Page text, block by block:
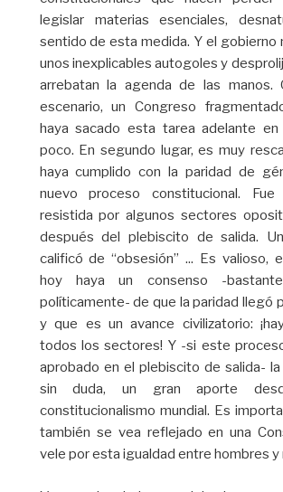
legislar materias esenciales,
sentido de esta medida. Y el gobierno
unos inexplicables autogoles y
arrebatan la agenda de las manos.
escenario, un Congreso
haya sacado esta tarea adelante
poco. En segundo lugar, es muy
haya cumplido con la paridad de
nuevo proceso constitucional. Fue
resistida por algunos sectores
después del plebiscito de salida.
calificó de “obsesión” ... Es valioso,
hoy haya un consenso -
políticamente- de que la paridad llegó
y que es un avance civilizatorio:
todos los sectores! Y -si este
aprobado en el plebiscito de salida- la
sin duda, un gran aporte
constitucionalismo mundial. Es
también se vea reflejado en una
vele por esta igualdad entre hombres y